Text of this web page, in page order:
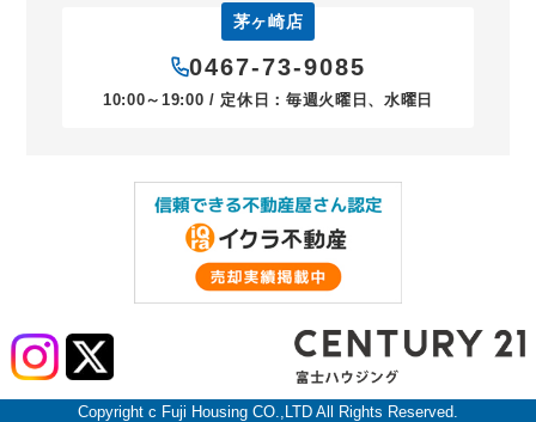
茅ヶ崎店
0467-73-9085
10:00～19:00 / 定休日：毎週火曜日、水曜日
Copyright c Fuji Housing CO.,LTD All Rights Reserved.